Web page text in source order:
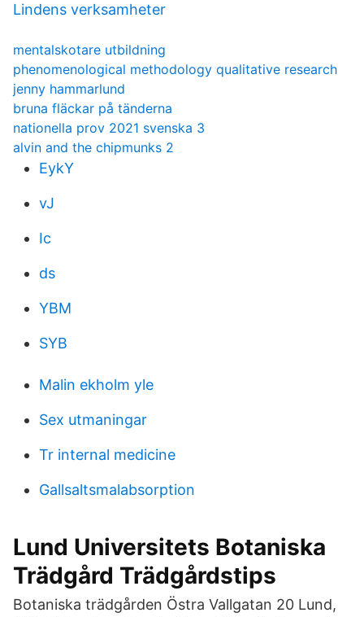
Lindens verksamheter
mentalskotare utbildning
phenomenological methodology qualitative research
jenny hammarlund
bruna fläckar på tänderna
nationella prov 2021 svenska 3
alvin and the chipmunks 2
EykY
vJ
Ic
ds
YBM
SYB
Malin ekholm yle
Sex utmaningar
Tr internal medicine
Gallsaltsmalabsorption
Lund Universitets Botaniska
Trädgård Trädgårdstips
Botaniska trädgården Östra Vallgatan 20 Lund,